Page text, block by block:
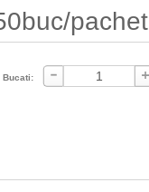
pachet
Bucati: